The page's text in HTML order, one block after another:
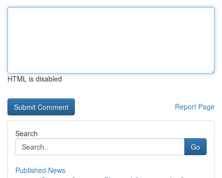
HTML is disabled
Report Page
Search
Go
Published News